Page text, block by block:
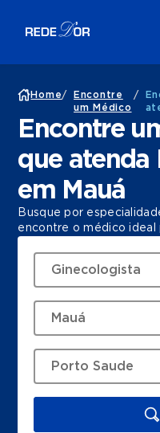
Home/
Encontre
um Médico
/
Encontre
que atenda
em Mauá
Busque por
encontre o médico ideal